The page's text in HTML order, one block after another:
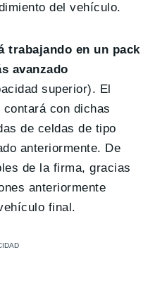
del vehículo.
trabajando en un pack
avanzado
superior). El
con dichas
de celdas de tipo
anteriormente. De
de la firma, gracias
anteriormente
final.